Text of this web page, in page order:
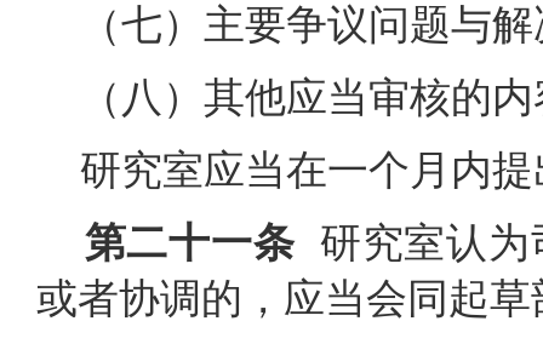
（七）主要争议问题与解
（八）其他应当审核的内
研究室应当在一个月内提
第二十一条研究室认为
或者协调的，应当会同起